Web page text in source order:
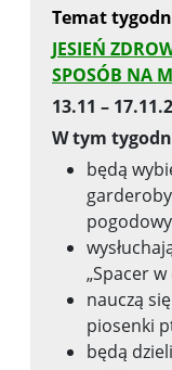
Temat
JESIEŃ
SPOSÓB NA
13.11 –
W tym
będą
„Spacer w
nauczą
piosenki
będą